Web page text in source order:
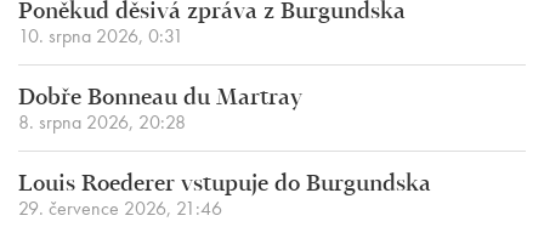
Poněkud děsivá zpráva z Burgundska
10. srpna 2026, 0:31
Dobře Bonneau du Martray
8. srpna 2026, 20:28
Louis Roederer vstupuje do Burgundska
29. července 2026, 21:46